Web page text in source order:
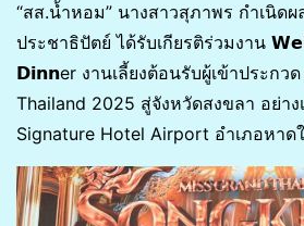
“สส.น้ำหอม” นางสาวสุภาพร กำเนิด
ประชาธิปัตย์ ได้รับเกียรติร่วมงาน
𝗗𝗶𝗻𝗻er งานเลี้ยงต้อนรับผู้เข้าประกว
Thailand 2025 สู่จังหวัดสงขลา อย่า
Signature Hotel Airport อำเภอหา